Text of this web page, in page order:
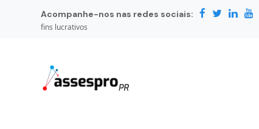
Acompanhe-nos nas redes sociais:
fins lucrativos